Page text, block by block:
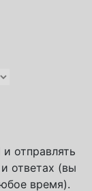
отправлять
ответах (вы
время).